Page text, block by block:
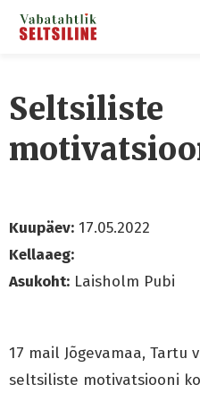
Seltsiliste
Kuupäev: 17.05.2022
Kellaaeg:
Asukoht: Laisholm Pubi
17 mail Jõgevamaa, Tartu
seltsiliste motivatsiooni